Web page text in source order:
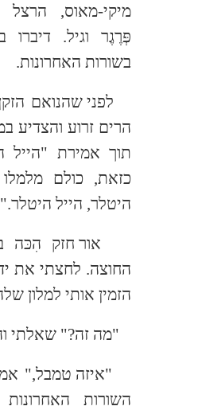
מיקי-מאוס, הרצל
פְּרֶגֶר וגיל.
בשורות האחרונות.
לפני שהנואם
הרים זרוע והצדיע
תוך אמירת "הייל
כזאת, כולם
היטלר, הייל
אור חזק הִכּה
החוצה. לחצתי את
הזמין אותי למלון
"מה זה?" שאלתי
"איזה טמבל,"
השורות